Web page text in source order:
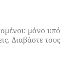
μόνο υπό
Διαβάστε τους